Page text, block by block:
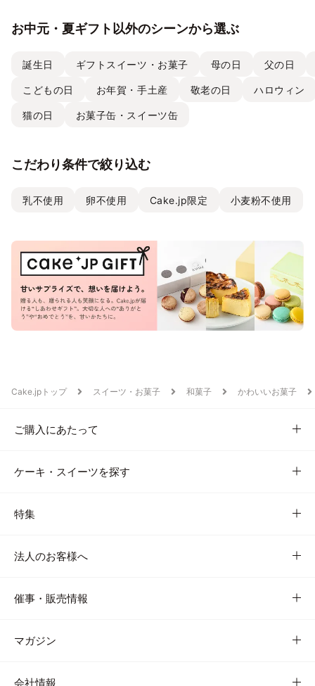
お中元・夏ギフト以外のシーンから選ぶ
誕生日 ギフトスイーツ・お菓子 母の日 父の日
こどもの日 お年賀・手土産 敬老の日 ハロウィン
猫の日 お菓子缶・スイーツ缶
こだわり条件で絞り込む
乳不使用 卵不使用 Cake.jp限定 小麦粉不使用
Cake.jpトップ スイーツ・お菓子 和菓子 かわいいお菓子
ご購入にあたって
ケーキ・スイーツを探す
特集
法人のお客様へ
催事・販売情報
マガジン
会社情報